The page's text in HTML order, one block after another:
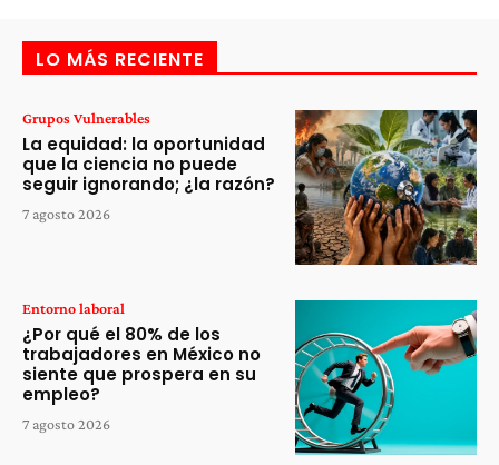
LO MÁS RECIENTE
Grupos Vulnerables
La equidad: la oportunidad
que la ciencia no puede
seguir ignorando; ¿la razón?
7 agosto 2026
Entorno laboral
¿Por qué el 80% de los
trabajadores en México no
siente que prospera en su
empleo?
7 agosto 2026